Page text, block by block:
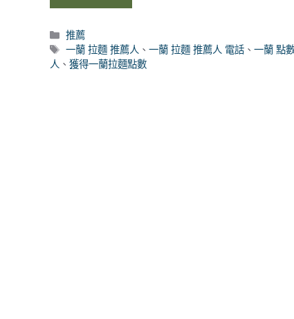
分
類
推薦
標
籤
一蘭 拉麵 推薦人 、一蘭 拉麵 推薦人 電話 、一蘭 點
人 、 獲得一蘭拉麵點數